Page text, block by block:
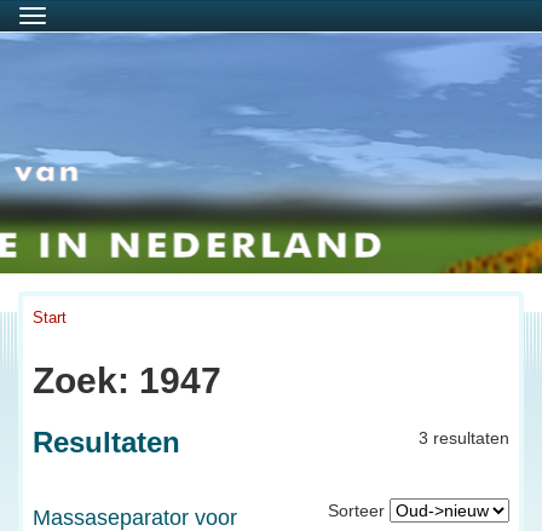
Menu
Start
Zoek: 1947
3 resultaten
Resultaten
Sorteer
Massaseparator voor